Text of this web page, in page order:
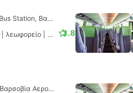
Warszawa Wloscianska Bus Station, Βαρσοβία
λεωφορείο Κανονικό
3.8
Warsaw Chopin Airport, Βαρσοβία Αεροδρόμιο